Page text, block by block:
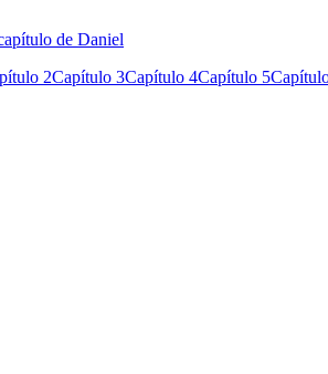
de Daniel
2Capítulo 3Capítulo 4Capítulo 5